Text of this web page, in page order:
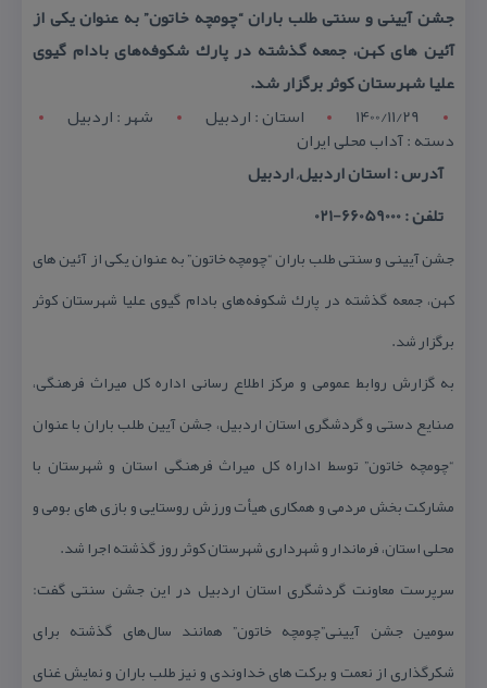
جشن آیینی و سنتی طلب باران “چومچه خاتون” به عنوان یكی از
آئین های كهن، جمعه گذشته در پارك شكوفه‌های بادام گیوی
علیا شهرستان كوثر برگزار شد.
1400/11/29
استان : اردبيل شهر : اردبيل
دسته : آداب محلی ایران
آدرس : استان اردبیل, اردبیل
تلفن : 66059000-021
جشن آیینی و سنتی طلب باران “چومچه خاتون” به عنوان یكی از آئین های
كهن، جمعه گذشته در پارك شكوفه‌های بادام گیوی علیا شهرستان كوثر
برگزار شد.
به گزارش روابط عمومی و مركز اطلاع رسانی اداره كل میراث فرهنگی،
صنایع دستی و گردشگری استان اردبیل، جشن آیین طلب باران با عنوان
“چومچه خاتون” توسط اداراه كل میراث فرهنگی استان و شهرستان با
مشاركت بخش مردمی و همكاری هیأت ورزش روستایی و بازی های بومی و
محلی استان، فرماندار و شهرداری شهرستان كوثر روز گذشته اجرا شد.
سرپرست معاونت گردشگری استان اردبیل در این جشن سنتی گفت:
سومین جشن آیینی”چومچه خاتون” همانند سال‌های گذشته برای
شكرگذاری از نعمت و بركت های خداوندی و نیز طلب باران و نمایش غنای